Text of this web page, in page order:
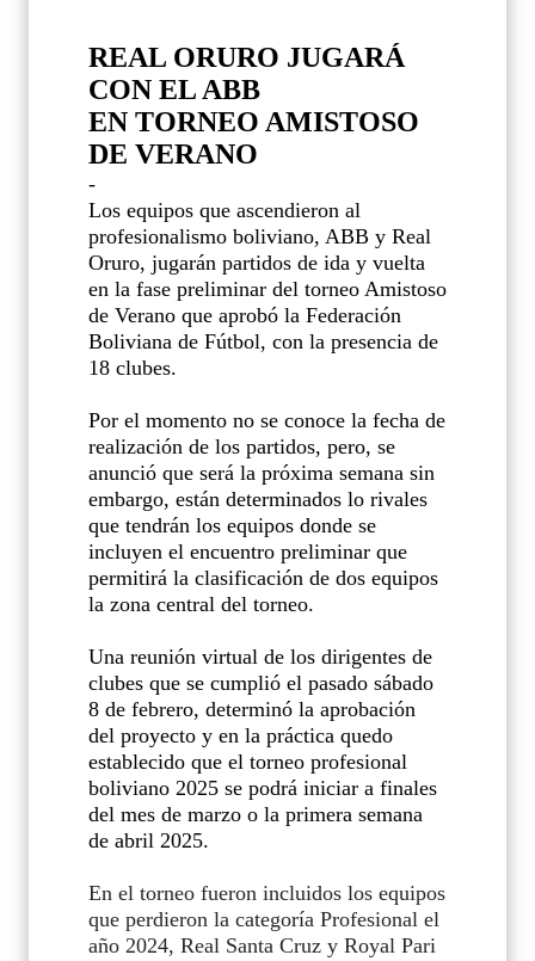
REAL ORURO JUGARÁ
CON EL ABB
EN TORNEO AMISTOSO
DE VERANO
-
Los equipos que ascendieron al
profesionalismo boliviano, ABB y Real
Oruro, jugarán partidos de ida y vuelta
en la fase preliminar del torneo Amistoso
de Verano que aprobó la Federación
Boliviana de Fútbol, con la presencia de
18 clubes.
Por el momento no se conoce la fecha de
realización de los partidos, pero, se
anunció que será la próxima semana sin
embargo, están determinados lo rivales
que tendrán los equipos donde se
incluyen el encuentro preliminar que
permitirá la clasificación de dos equipos
la zona central del torneo.
Una reunión virtual de los dirigentes de
clubes que se cumplió el pasado sábado
8 de febrero, determinó la aprobación
del proyecto y en la práctica quedo
establecido que el torneo profesional
boliviano 2025 se podrá iniciar a finales
del mes de marzo o la primera semana
de abril 2025.
En el torneo fueron incluidos los equipos
que perdieron la categoría Profesional el
año 2024, Real Santa Cruz y Royal Pari